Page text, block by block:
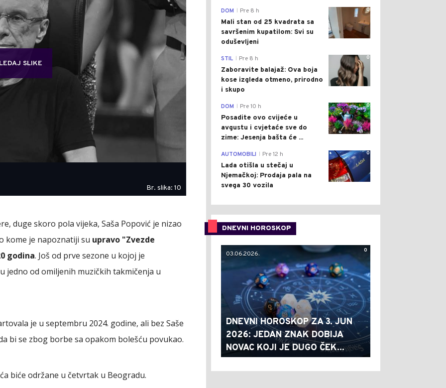
SLIKE
Br. slika: 10
duge skoro pola vijeka, Saša Popović je nizao
kome je napoznatiji su upravo "Zvezde
godina. Još od prve sezone u kojoj je
jedno od omiljenih muzičkih takmičenja u
je u septembru 2024. godine, ali bez Saše
bi se zbog borbe sa opakom bolešću povukao.
biće održane u četvrtak u Beogradu.
0
DOM Pre 8 h
Mali stan od 25 kvadrata sa
savršenim kupatilom: Svi su
oduševljeni
0
STIL Pre 8 h
Zaboravite balajaž: Ova boja
kose izgleda otmeno, prirodno
i skupo
0
DOM Pre 10 h
Posadite ovo cvijeće u
avgustu i cvjetaće sve do
zime: Jesenja bašta će ...
0
AUTOMOBILI Pre 12 h
Lada otišla u stečaj u
Njemačkoj: Prodaja pala na
svega 30 vozila
DNEVNI HOROSKOP
0
03.06.2026.
DNEVNI HOROSKOP ZA 3. JUN
2026: JEDAN ZNAK DOBIJA
NOVAC KOJI JE DUGO ČEK...